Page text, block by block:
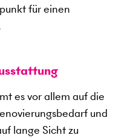
für einen
es vor allem auf die
und
lange Sicht zu